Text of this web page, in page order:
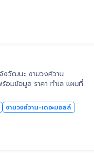
งวัฒนะ งามวงศ์วาน
อมข้อมูล ราคา ทำเล แผนที่
งามวงศ์วาน-เดอะมอลล์